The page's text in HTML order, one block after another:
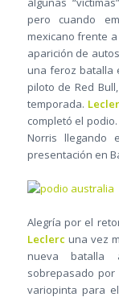
pero cuando
mexicano frente a
aparición de
una feroz batalla
piloto de Red
temporada.
completó el
Norris llegando
presentación en
Alegría por el
Leclerc una vez
nueva batalla
sobrepasado
variopinta para